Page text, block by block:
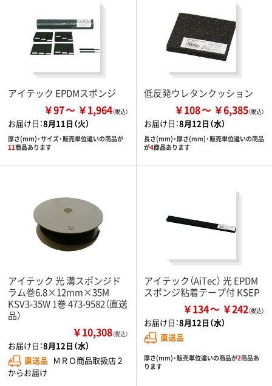
アイテック EPDMスポンジ
￥97 ￥1,964
お届け日：8月11日（火）
厚さ(mm)・サイズ・販売単位違いの商品が
11商品あります
低反発ウレタンクッション
￥108 ￥6,385
お届け日：8月12日（水）
長さ(mm)・厚さ(mm)・販売単位違いの商品
が4商品あります
アイテック 光 溝スポンジド
ラム巻6.8×12mm×35M
KSV3-35W 1巻 473-9582（直送
品）
￥10,308（税込）
お届け日：8月12日（水）
直送品 ＭＲＯ商品取扱店２
からお届け
アイテック（AiTec） 光 EPDM
スポンジ粘着テープ付 KSEP
￥134 ￥242
お届け日：8月12日（水）
直送品
厚さ(mm)・販売単位違いの商品が2商品あ
ります